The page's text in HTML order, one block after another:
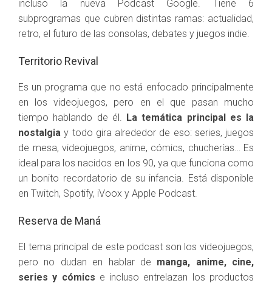
incluso la nueva Podcast Google. Tiene 6
subprogramas que cubren distintas ramas: actualidad,
retro, el futuro de las consolas, debates y juegos indie.
Territorio Revival
Es un programa que no está enfocado principalmente
en los videojuegos, pero en el que pasan mucho
tiempo hablando de él. La temática principal es la
nostalgia y todo gira alrededor de eso: series, juegos
de mesa, videojuegos, anime, cómics, chucherías… Es
ideal para los nacidos en los 90, ya que funciona como
un bonito recordatorio de su infancia. Está disponible
en Twitch, Spotify, iVoox y Apple Podcast.
Reserva de Maná
El tema principal de este podcast son los videojuegos,
pero no dudan en hablar de manga, anime, cine,
series y cómics e incluso entrelazan los productos